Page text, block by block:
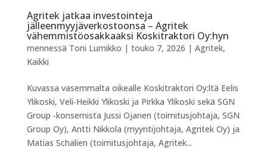
Agritek jatkaa investointeja
jälleenmyyjäverkostoonsa – Agritek
vähemmistöosakkaaksi Koskitraktori Oy:hyn
mennessä Toni Lumikko | touko 7, 2026 | Agritek,
Kaikki
Kuvassa vasemmalta oikealle Koskitraktori Oy:ltä Eelis
Ylikoski, Veli‑Heikki Ylikoski ja Pirkka Ylikoski sekä SGN
Group ‑konsernista Jussi Ojanen (toimitusjohtaja, SGN
Group Oy), Antti Nikkola (myyntijohtaja, Agritek Oy) ja
Matias Schalien (toimitusjohtaja, Agritek...